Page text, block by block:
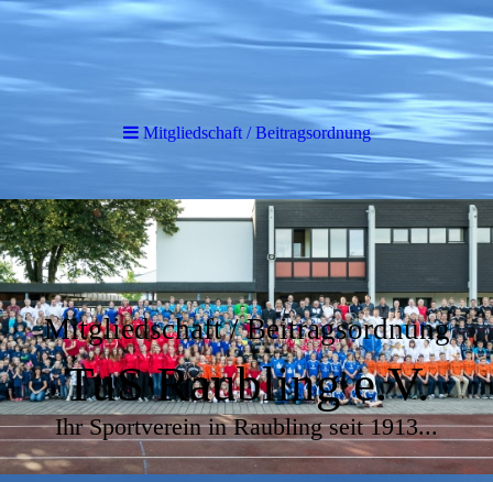
Mitgliedschaft / Beitragsordnung
TuS Raubling e.V.
Ihr Sportverein in Raubling seit 1913...
Mitgliedschaft / Beitragsordnung